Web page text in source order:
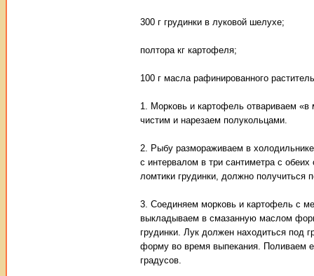
300 г грудинки в луковой шелухе;
полтора кг картофеля;
100 г масла рафинированного
1. Морковь и картофель отвариваем
чистим и нарезаем полукольцами.
2. Рыбу размораживаем в
с интервалом в три сантиметра с
ломтики грудинки, должно получиться
3. Соединяем морковь и картофель с
выкладываем в смазанную маслом
грудинки. Лук должен находиться под
форму во время выпекания. Поливаем
градусов.